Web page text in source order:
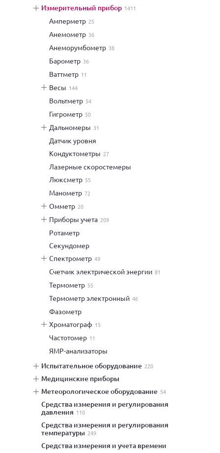
измерительный прибор 1411
амперметр 25
анемометр 36
анеморумбометр 38
барометр 36
ваттметр 11
весы 144
вольтметр 54
гигрометр 50
дальномеры 31
датчик уровня
кондуктометры 27
лазерные скоростемеры
люксметр 55
манометр 72
омметр 20
приборы учета 209
ротаметр
секундомер
спектрометр 49
счетчик электрической энергии 81
термометр 55
термометр электронный 46
фазометр
хроматограф 15
частотомер 11
ЯМР-анализаторы
испытательное оборудование 220
медицинские приборы
метеорологическое оборудование 54
средства измерения и регулирования
давления 110
средства измерения и регулирования
температуры 249
средства измерения и учета времени